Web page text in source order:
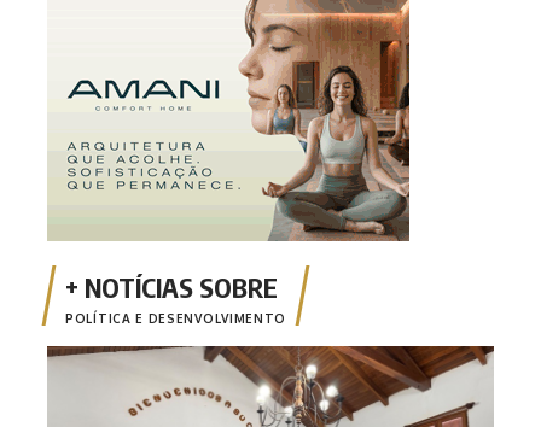
POLÍTICA E DESENVOLVIMENTO